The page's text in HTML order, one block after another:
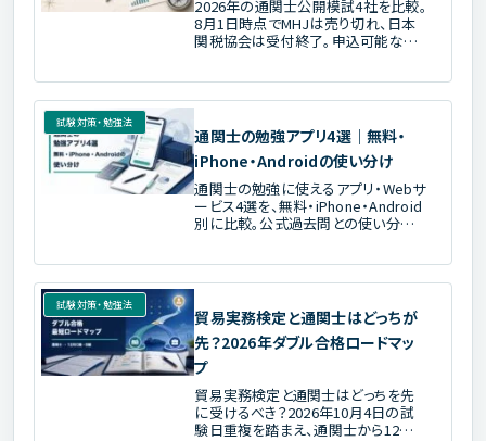
2026年の通関士公開模試4社を比較。
8月1日時点でMHJは売り切れ、日本
関税協会は受付終了。申込可能な
試験対策・勉強法
通関士の勉強アプリ4選｜無料・
iPhone・Androidの使い分け
通関士の勉強に使えるアプリ・Webサ
ービス4選を、無料・iPhone・Android
別に比較。公式過去問との使い分け、
試験対策・勉強法
貿易実務検定と通関士はどっちが
先？2026年ダブル合格ロードマッ
プ
貿易実務検定と通関士はどっちを先
に受けるべき？2026年10月4日の試
験日重複を踏まえ、通関士から12月C